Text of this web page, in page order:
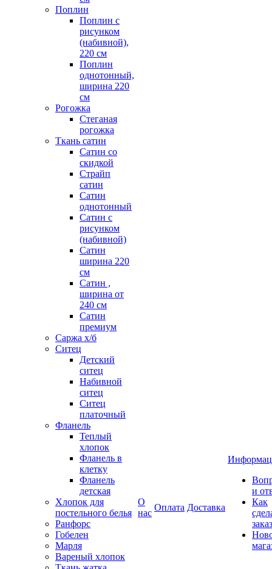
Поплин
Поплин с
рисунком
(набивной),
220 см
Поплин
однотонный,
ширина 220
см
Рогожка
Стеганая
рогожка
Ткань сатин
Сатин со
скидкой
Страйп
сатин
Сатин
однотонный
Сатин с
рисунком
(набивной)
Сатин
ширина 220
см
Сатин ,
ширина от
240 см
Сатин
премиум
Саржа х/б
Ситец
Детский
ситец
Набивной
ситец
Ситец
платочный
Фланель
Теплый
хлопок
Фланель в
клетку
Фланель
детская
Хлопок для
постельного белья
Ранфорс
Гобелен
Марля
Вареный хлопок
О
нас
Оплата Доставка
и
Как
заказ